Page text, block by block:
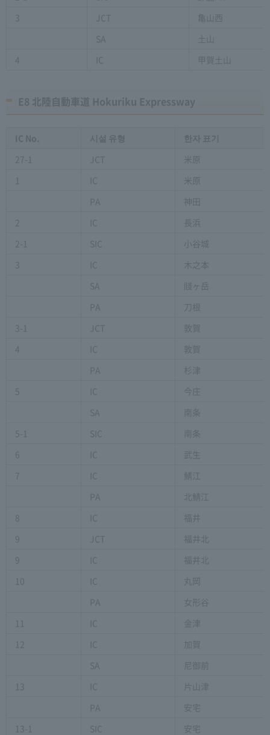
3
JCT
亀山西
SA
土山
4
IC 甲賀土山
E8 北陸自動車道 Hokuriku Expressway
27-1
JCT
米原
1
IC
米原
PA
神田
2
IC
長浜
2-1
SIC
小谷城
3
IC
木之本
SA
賤ヶ岳
PA
刀根
3-1
JCT
敦賀
4
IC
敦賀
PA
杉津
5
IC
今庄
SA
南条
5-1
SIC
南条
6
IC
武生
7
IC
鯖江
PA
北鯖江
8
IC
福井
9
JCT
福井北
9
IC
福井北
10
IC
丸岡
PA
女形谷
11
IC
金津
12
IC
加賀
SA
尼御前
13
IC
片山津
PA
安宅
13-1
SIC
安宅